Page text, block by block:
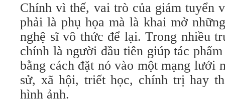
Chính vì thế, vai trò của giám tuyển
phải là phụ họa mà là khai mở
nghệ sĩ vô thức để lại. Trong nhiều
chính là người đầu tiên giúp tác
bằng cách đặt nó vào một mạng lưới
sử, xã hội, triết học, chính trị hay
hình ảnh.